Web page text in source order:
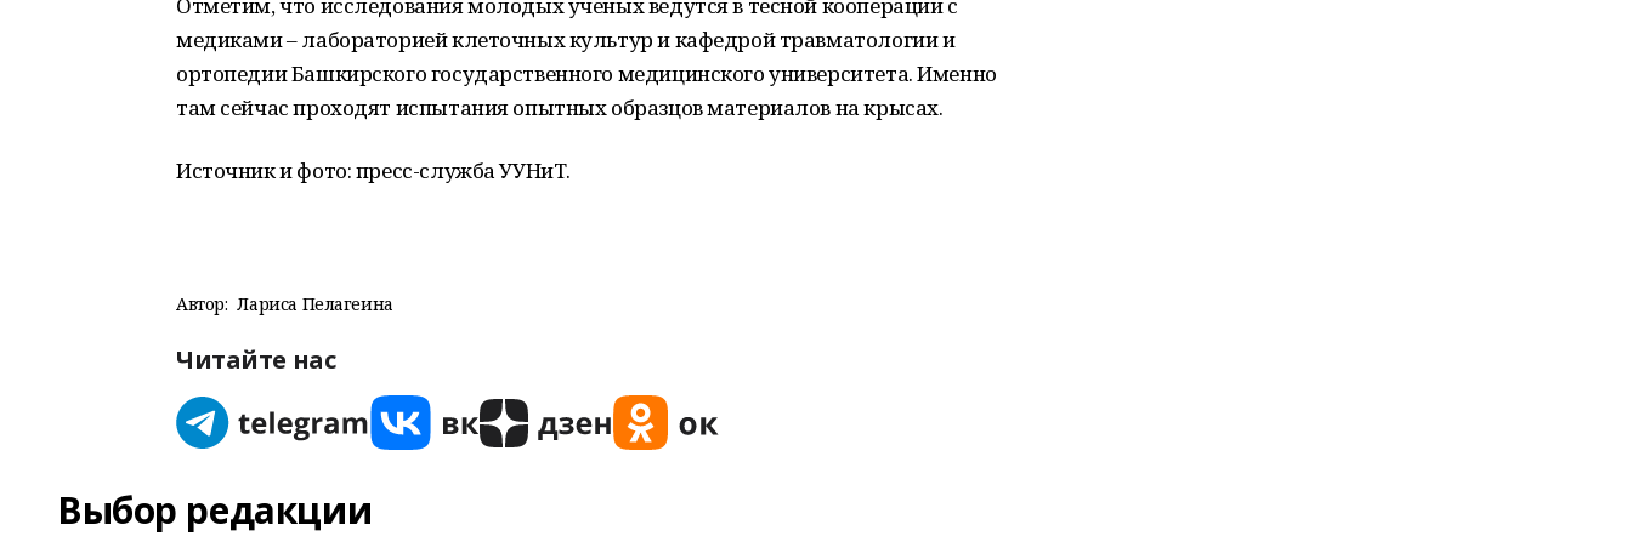
медиками – лабораторией клеточных культур и кафедрой травматологии и
ортопедии Башкирского государственного медицинского университета. Именно
там сейчас проходят испытания опытных образцов материалов на крысах.
Источник и фото: пресс-служба УУНиТ.
Автор: Лариса Пелагеина
Читайте нас
Выбор редакции